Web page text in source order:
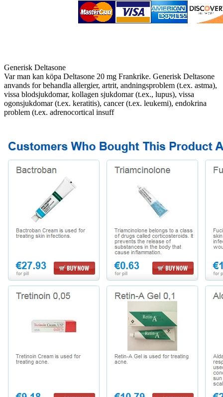
Generisk Deltasone
Var man kan köpa Deltasone 20 mg Frankrike. Generisk Deltasone
anvands for behandla allergier, artrit, andningsproblem (t.ex. astma),
vissa blodsjukdomar, kollagen sjukdomar (t.ex., lupus), vissa
ogonsjukdomar (t.ex. keratitis), cancer (t.ex. leukemi), endokrina
problem (t.ex. adrenocortical insuff